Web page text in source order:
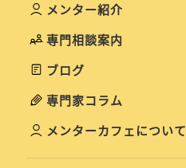
メンター紹介
専門相談案内
ブログ
専門家コラム
メンターカフェについて